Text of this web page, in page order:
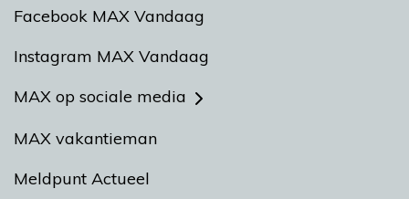
Facebook MAX Vandaag
Instagram MAX Vandaag
MAX op sociale media
MAX vakantieman
Meldpunt Actueel